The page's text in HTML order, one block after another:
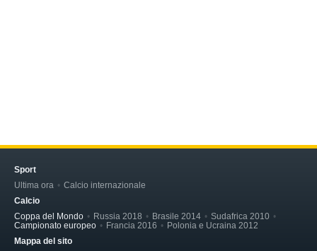
Sport
Ultima ora
Calcio internazionale
Calcio
Coppa del Mondo
Russia 2018 Brasile 2014
Sudafrica 2010
Campionato europeo
Francia 2016
Polonia e Ucraina 2012
Mappa del sito